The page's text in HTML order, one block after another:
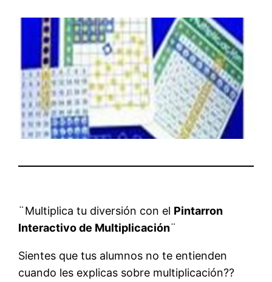
¨Multiplica tu diversión con el Pintarron
Interactivo de Multiplicación¨
Sientes que tus alumnos no te entienden
cuando les explicas sobre multiplicación??